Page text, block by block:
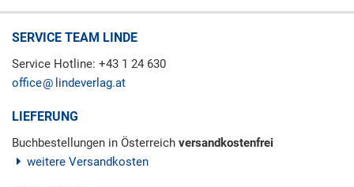
SERVICE TEAM LINDE
Service Hotline: +43 1 24 630
office
lindeverlag.at
LIEFERUNG
Buchbestellungen in Österreich versandkostenfrei
weitere Versandkosten